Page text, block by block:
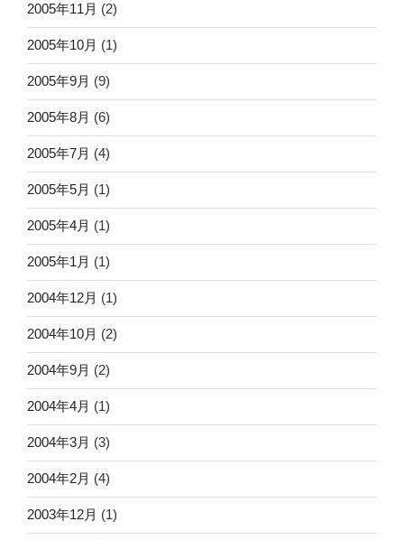
2005年11月 (2)
2005年10月 (1)
2005年9月 (9)
2005年8月 (6)
2005年7月 (4)
2005年5月 (1)
2005年4月 (1)
2005年1月 (1)
2004年12月 (1)
2004年10月 (2)
2004年9月 (2)
2004年4月 (1)
2004年3月 (3)
2004年2月 (4)
2003年12月 (1)